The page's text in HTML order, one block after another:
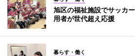
旭区の福祉施設でサッカ
用者が世代超え応援
暮らす・働く